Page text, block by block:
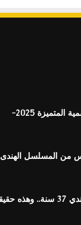
مصروفات المدارس التجريبية والرسمية المتميزة 2025-
من المسلسل الهندى
مريم سعيد صالح: دخلت الفن وأنا عندي 37 سنة..